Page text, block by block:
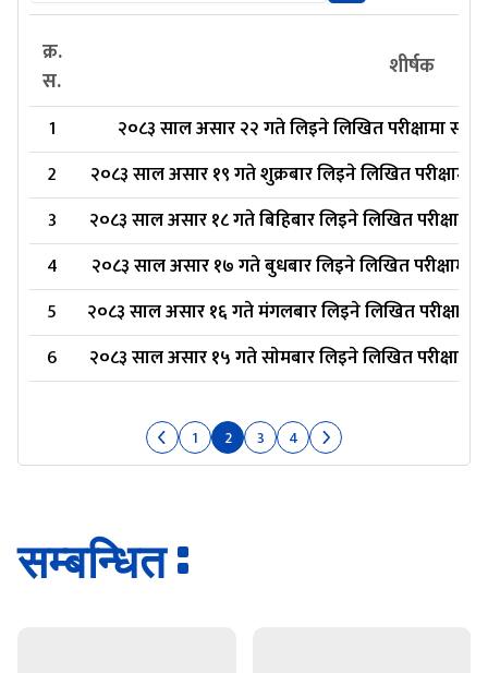
क्र.
स.
शीर्षक
1
२०८३ साल असार २२ गते लिइने लिखित परीक्षामा
2
२०८३ साल असार १९ गते शुक्रबार लिइने लिखित परीक्षामा
3
२०८३ साल असार १८ गते बिहिबार लिइने लिखित परीक्षामा
4
२०८३ साल असार १७ गते बुधबार लिइने लिखित परीक्षामा
5
२०८३ साल असार १६ गते मंगलबार लिइने लिखित परीक्षामा
6
२०८३ साल असार १५ गते साेमबार लिइने लिखित परीक्षामा
1 2 3 4
सम्बन्धित